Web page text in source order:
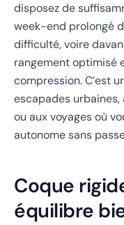
disposez de
week-end prolongé
difficulté, voire
rangement optimisé
compression. C’est
escapades
ou aux voyages où
autonome sans
Coque
équilibre